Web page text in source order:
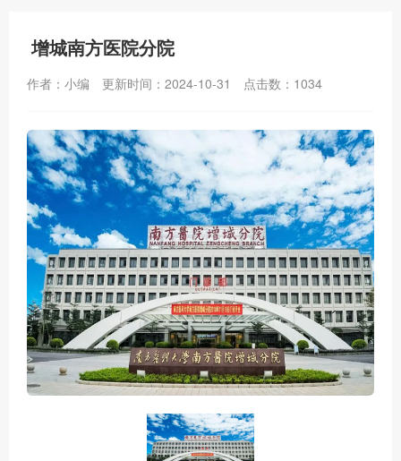
增城南方医院分院
作者：小编 更新时间：2024-10-31 点击数： 1034